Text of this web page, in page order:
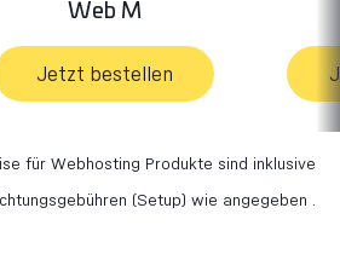
Web M
Jetzt bestellen
für Webhosting Produkte sind inklusive
(Setup) wie angegeben .